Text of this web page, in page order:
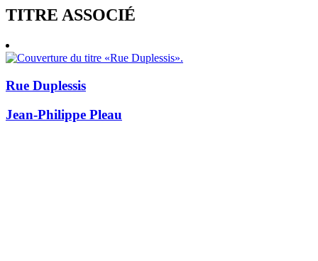
TITRE ASSOCIÉ
Rue Duplessis
Jean-Philippe Pleau